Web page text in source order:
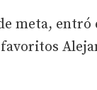
meta,